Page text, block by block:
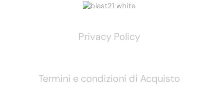
Privacy Policy
Termini e condizioni di Acquisto